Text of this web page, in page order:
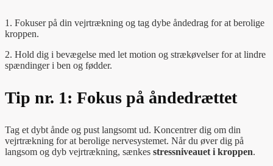
1. Fokuser på din vejrtrækning og tag dybe åndedrag for at berolige
kroppen.
2. Hold dig i bevægelse med let motion og strækøvelser for at lindre
spændinger i ben og fødder.
Tip nr. 1: Fokus på åndedrættet
Tag et dybt ånde og pust langsomt ud. Koncentrer dig om din
vejrtrækning for at berolige nervesystemet. Når du øver dig på
langsom og dyb vejrtrækning, sænkes stressniveauet i kroppen.